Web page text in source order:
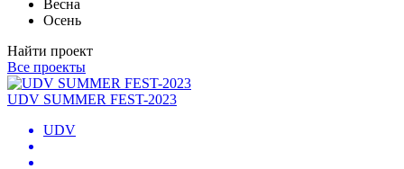
Весна
Осень
Найти проект
Все проекты
UDV SUMMER FEST-2023
UDV